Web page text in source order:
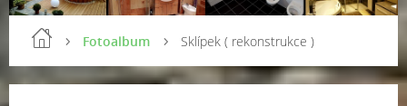
Fotoalbum Sklípek ( rekonstrukce )